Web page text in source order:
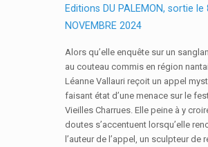
Editions DU PALEMON, sortie le
NOVEMBRE 2024
Alors qu’elle enquête sur un
au couteau commis en région
Léanne Vallauri reçoit un appel
faisant état d’une menace sur le
Vieilles Charrues. Elle peine à y
doutes s’accentuent lorsqu’elle
l’auteur de l’appel, un sculpteur de